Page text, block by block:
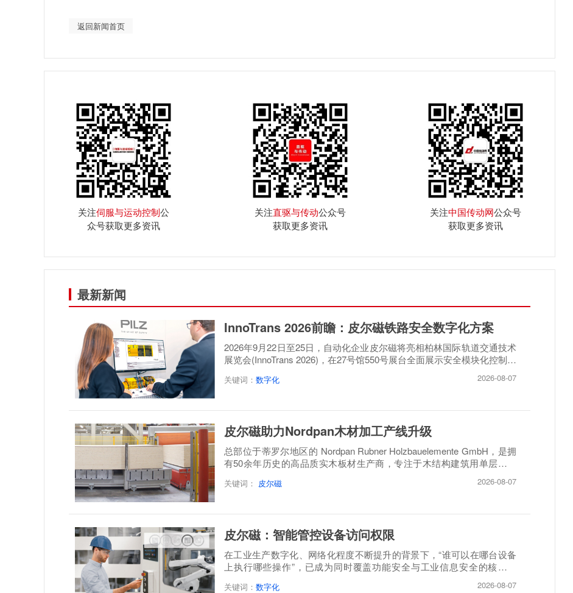
返回新闻首页
关注伺服与运动控制公
众号获取更多资讯
关注直驱与传动公众号
获取更多资讯
关注中国传动网公众号
获取更多资讯
最新新闻
InnoTrans 2026前瞻：皮尔磁铁路安全数字化方案
2026年9月22日至25日，自动化企业皮尔磁将亮相柏林国际轨道交通技术
展览会(InnoTrans 2026)，在27号馆550号展台全面展示安全模块化控制方
关键词： 数字化 2026-08-07
皮尔磁助力Nordpan木材加工产线升级
总部位于蒂罗尔地区的 Nordpan Rubner Holzbauelemente GmbH，是拥
有50余年历史的高品质实木板材生产商，专注于木结构建筑用单层、多
关键词： 皮尔磁 2026-08-07
皮尔磁：智能管控设备访问权限
在工业生产数字化、网络化程度不断提升的背景下，“谁可以在哪台设备
上执行哪些操作”，已成为同时覆盖功能安全与工业信息安全的核心问
关键词： 数字化 2026-08-07